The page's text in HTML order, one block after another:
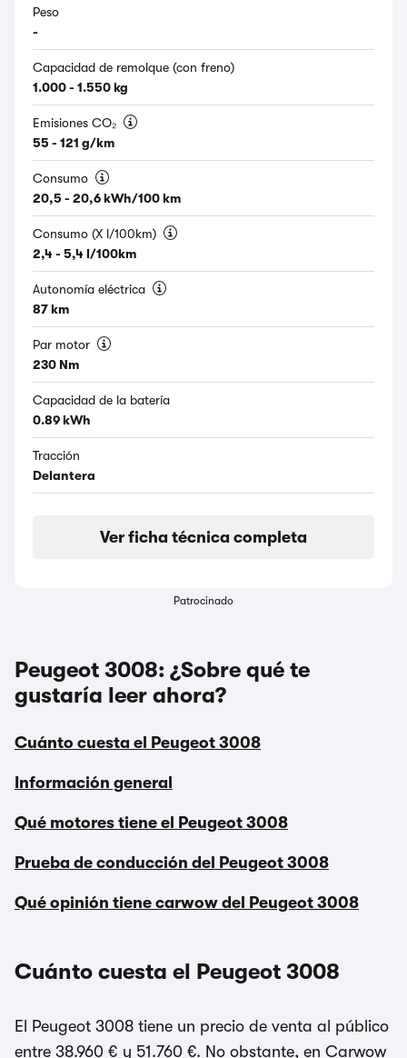
Peso
-
Capacidad de remolque (con freno)
1.000 - 1.550 kg
Emisiones CO₂
55 - 121 g/km
Consumo
20,5 - 20,6 kWh/100 km
Consumo (X l/100km)
2,4 - 5,4 l/100km
Autonomía eléctrica
87 km
Par motor
230 Nm
Capacidad de la batería
0.89 kWh
Tracción
Delantera
Ver ficha técnica completa
Patrocinado
Peugeot 3008: ¿Sobre qué te
gustaría leer ahora?
Cuánto cuesta el Peugeot 3008
Información general
Qué motores tiene el Peugeot 3008
Prueba de conducción del Peugeot 3008
Qué opinión tiene carwow del Peugeot 3008
Cuánto cuesta el Peugeot 3008
El Peugeot 3008 tiene un precio de venta al público
entre 38.960 € y 51.760 €. No obstante, en Carwow